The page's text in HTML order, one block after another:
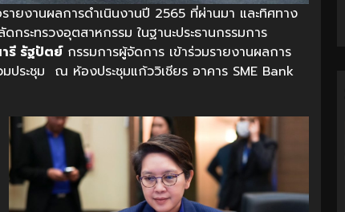
ยงานผลการดำเนินงานปี 2565 ที่ผ่านมา และทิศทาง
ดกระทรวงอุตสาหกรรม ในฐานะประธานกรรมการ
รี รัฐปัตย์กรรมการผู้จัดการ เข้าร่วมรายงานผลการ
ประชุม ณ ห้องประชุมแก้ววิเชียร อาคาร SME Bank